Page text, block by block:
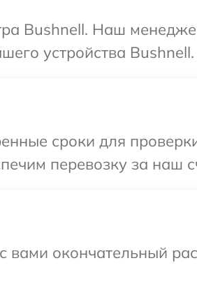
Bushnell. Наш
устройства Bushnell.
сроки для
перевозку за наш
вами окончательный